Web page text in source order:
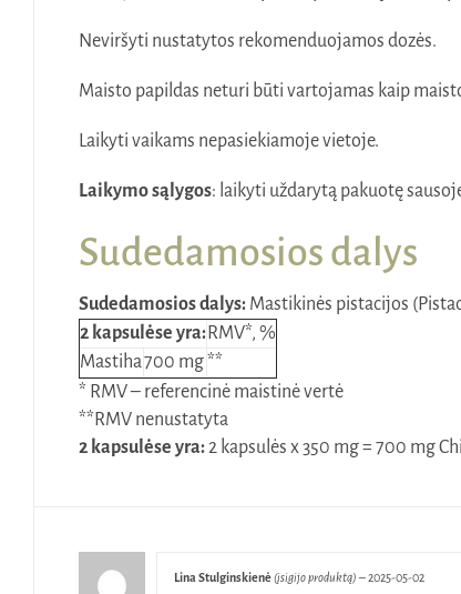
Neviršyti nustatytos rekomenduojamos dozės.
Maisto papildas neturi būti vartojamas kaip
Laikyti vaikams nepasiekiamoje vietoje.
Laikymo sąlygos: laikyti uždarytą pakuotę
Sudedamosios dalys
Sudedamosios dalys:Mastikinės pistacijos
2 kapsulėse yra: RMV*, %
Mastiha700 mg**
* RMV – referencinė maistinė vertė
**RMV nenustatyta
2 kapsulėse yra:2 kapsulės x 350 mg = 700 mg
Lina Stulginskienė(įsigijo produktą) –2025-05-02